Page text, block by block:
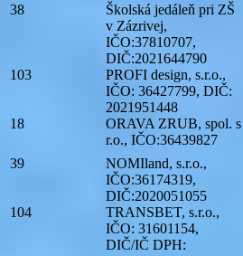
38
Školská jedáleň pri ZŠ
v Zázrivej,
IČO:37810707,
DIČ:2021644790
103
PROFI design, s.r.o.,
IČO: 36427799, DIČ:
2021951448
18
ORAVA ZRUB, spol. s
r.o., IČO:36439827
39
NOMIland, s.r.o.,
IČO:36174319,
DIČ:2020051055
104
TRANSBET, s.r.o.,
IČO: 31601154,
DIČ/IČ DPH: